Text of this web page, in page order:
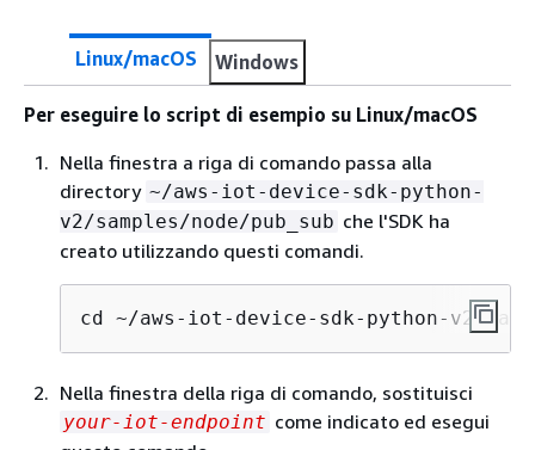
Linux/macOS Windows
Per eseguire lo script di esempio su Linux/macOS
Nella finestra a riga di comando passa alla
directory ~/aws-iot-device-sdk-python-
v2/samples/node/pub_sub che l'SDK ha
creato utilizzando questi comandi.
cd ~/aws-iot-device-sdk-python-v2/
Nella finestra della riga di comando, sostituisci
your-iot-endpoint come indicato ed esegui